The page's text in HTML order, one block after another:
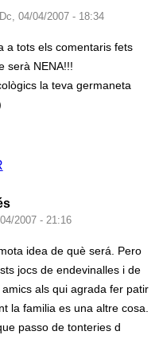
04/04/2007 - 18:34
a tots els comentaris fets
serà NENA!!!
la teva germaneta
2007 - 21:16
idea de què será. Pero
jocs de endevinalles i de
als qui agrada fer patir
la familia es una altre cosa.
passo de tonteries d